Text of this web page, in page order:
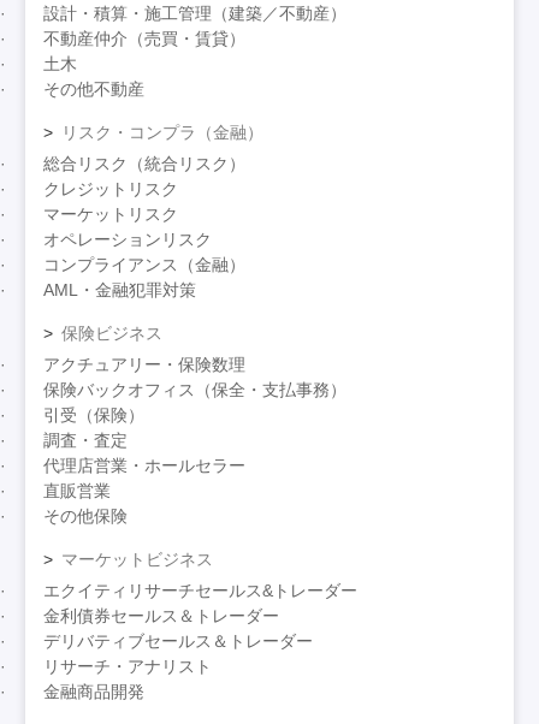
設計・積算・施工管理（建築／不動産）
不動産仲介（売買・賃貸）
土木
その他不動産
リスク・コンプラ（金融）
総合リスク（統合リスク）
クレジットリスク
マーケットリスク
オペレーションリスク
コンプライアンス（金融）
AML・金融犯罪対策
保険ビジネス
アクチュアリー・保険数理
保険バックオフィス（保全・支払事務）
引受（保険）
調査・査定
代理店営業・ホールセラー
直販営業
その他保険
マーケットビジネス
エクイティリサーチセールス&トレーダー
金利債券セールス＆トレーダー
デリバティブセールス＆トレーダー
リサーチ・アナリスト
金融商品開発